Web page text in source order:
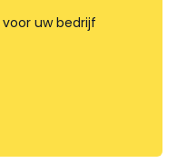
voor uw bedrijf